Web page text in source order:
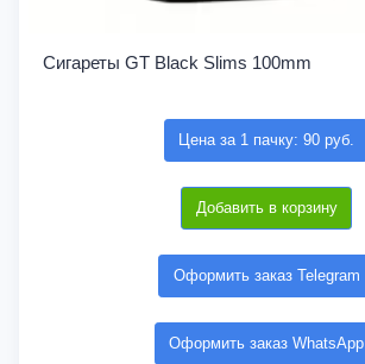
Сигареты GT Black Slims 100mm
Цена за 1 пачку: 90 руб.
Добавить в корзину
Оформить заказ Telegram
Оформить заказ WhatsApp